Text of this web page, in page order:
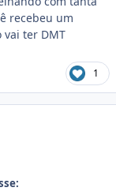
recebeu um
vai ter DMT
1